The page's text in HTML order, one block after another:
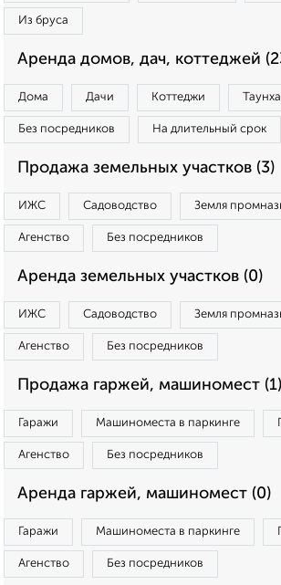
Из бруса
Аренда домов, дач, коттеджей
Дома Дачи Коттеджи
Без посредников На длительный срок
Продажа земельных участков (3)
ИЖС Садоводство Земля
Агенство Без посредников
Аренда земельных участков (0)
ИЖС Садоводство Земля
Агенство Без посредников
Продажа гаржей, машиномест (1)
Гаражи Машиноместа в паркинге
Агенство Без посредников
Аренда гаржей, машиномест (0)
Гаражи Машиноместа в паркинге
Агенство Без посредников